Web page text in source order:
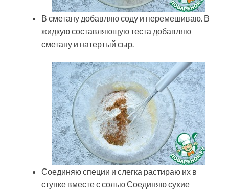
В сметану добавляю соду и перемешиваю. В
жидкую составляющую теста добавляю
сметану и натертый сыр.
Соединяю специи и слегка растираю их в
ступке вместе с солью Соединяю сухие